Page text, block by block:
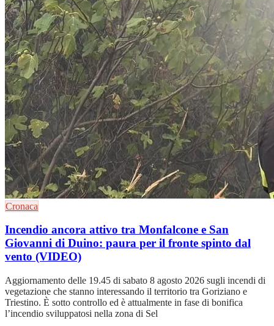
Cronaca
Incendio ancora attivo tra Monfalcone e San
Giovanni di Duino: paura per il fronte spinto dal
vento (VIDEO)
Aggiornamento delle 19.45 di sabato 8 agosto 2026 sugli incendi di
vegetazione che stanno interessando il territorio tra Goriziano e
Triestino. È sotto controllo ed è attualmente in fase di bonifica
l’incendio sviluppatosi nella zona di Sel